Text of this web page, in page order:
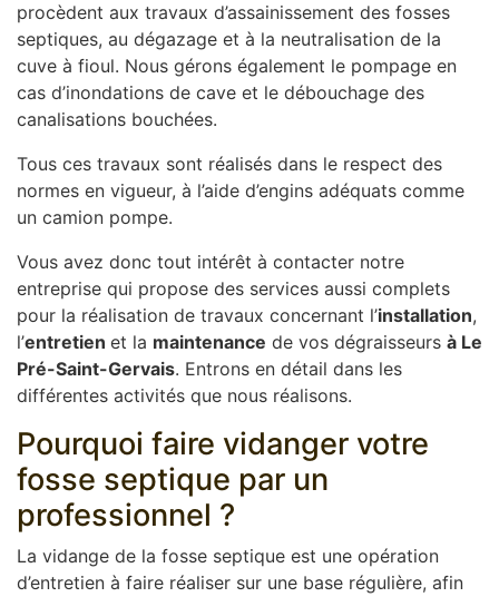
procèdent aux travaux d’assainissement des fosses
septiques, au dégazage et à la neutralisation de la
cuve à fioul. Nous gérons également le pompage en
cas d’inondations de cave et le débouchage des
canalisations bouchées.
Tous ces travaux sont réalisés dans le respect des
normes en vigueur, à l’aide d’engins adéquats comme
un camion pompe.
Vous avez donc tout intérêt à contacter notre
entreprise qui propose des services aussi complets
pour la réalisation de travaux concernant l’installation,
l’entretien et la maintenance de vos dégraisseurs à Le
Pré-Saint-Gervais. Entrons en détail dans les
différentes activités que nous réalisons.
Pourquoi faire vidanger votre
fosse septique par un
professionnel ?
La vidange de la fosse septique est une opération
d’entretien à faire réaliser sur une base régulière, afin